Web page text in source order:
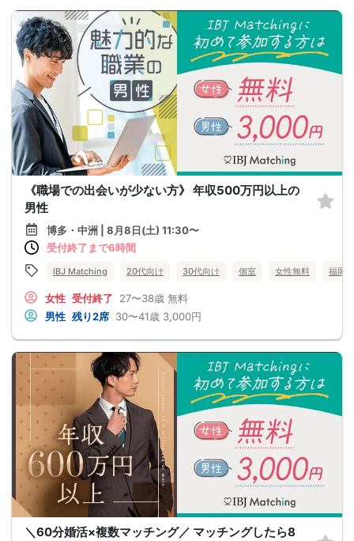
《職場での出会いが少ない方》 年収500万円以上の
男性
博多・中洲 | 8月8日(土) 11:30〜
受付終了まで6時間
IBJ Matching 20代向け 30代向け 個室 女性無料 福岡県
女性 受付終了 27〜38歳 無料
男性 残り2席 30〜41歳 3,000円
＼60分婚活×複数マッチング／ マッチングしたら8